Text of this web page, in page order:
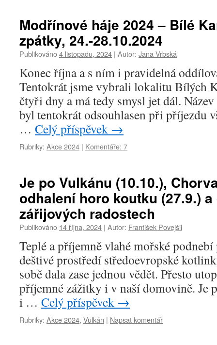
Modřínové háje 2024 – Bílé
zpátky, 24.-28.10.2024
Publikováno4 listopadu, 2024 | Autor: Jana Vrbská
Konec října a s ním i pravidelná
Tentokrát jsme vybrali lokalitu Bílých
čtyři dny a má tedy smysl jet dál.
byl tentokrát odsouhlasen při příjezdu
… Celý příspěvek →
Rubriky: Akce 2024 | Komentáře: 7
Je po Vulkánu (10.10.),
odhalení horo koutku (27.9.)
zářijových radostech
Publikováno 14 října, 2024 | Autor: František Povejšil
Teplé a příjemně vlahé mořské
deštivé prostředí středoevropské
sobě dala zase jednou vědět. Přesto
příjemné zážitky i v naší domovině. Je
i … Celý příspěvek →
Rubriky: Akce 2024, Vulkán | Napsat komentář